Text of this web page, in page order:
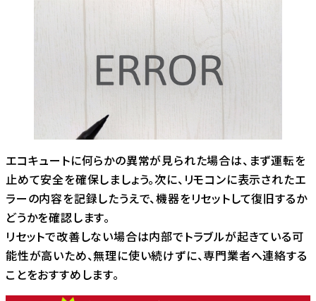
エコキュートに何らかの異常が見られた場合は、まず運転を
止めて安全を確保しましょう。次に、リモコンに表示されたエ
ラーの内容を記録したうえで、機器をリセットして復旧するか
どうかを確認します。
リセットで改善しない場合は内部でトラブルが起きている可
能性が高いため、無理に使い続けずに、専門業者へ連絡する
ことをおすすめします。